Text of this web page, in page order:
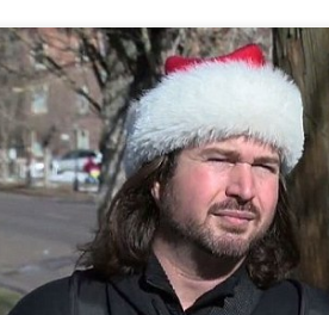
Nick DiCenzo z okazji Świąt Bożego
przy okazji zrobił dobry uczynek.
wyprodukował taki jej zapas, że
nie miał potrzebnej licencji. W samą
swojej organizacji Cannabis Can na […]